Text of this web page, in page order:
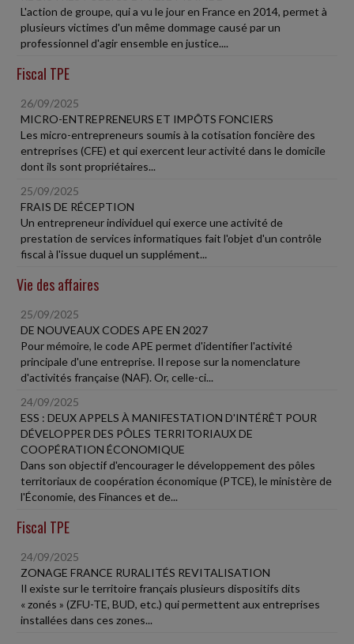
L'action de groupe, qui a vu le jour en France en 2014, permet à
plusieurs victimes d'un même dommage causé par un
professionnel d'agir ensemble en justice....
Fiscal TPE
26/09/2025
MICRO-ENTREPRENEURS ET IMPÔTS FONCIERS
Les micro-entrepreneurs soumis à la cotisation foncière des
entreprises (CFE) et qui exercent leur activité dans le domicile
dont ils sont propriétaires...
25/09/2025
FRAIS DE RÉCEPTION
Un entrepreneur individuel qui exerce une activité de
prestation de services informatiques fait l'objet d'un contrôle
fiscal à l'issue duquel un supplément...
Vie des affaires
25/09/2025
DE NOUVEAUX CODES APE EN 2027
Pour mémoire, le code APE permet d'identifier l'activité
principale d'une entreprise. Il repose sur la nomenclature
d'activités française (NAF). Or, celle-ci...
24/09/2025
ESS : DEUX APPELS À MANIFESTATION D'INTÉRÊT POUR
DÉVELOPPER DES PÔLES TERRITORIAUX DE
COOPÉRATION ÉCONOMIQUE
Dans son objectif d'encourager le développement des pôles
territoriaux de coopération économique (PTCE), le ministère de
l'Économie, des Finances et de...
Fiscal TPE
24/09/2025
ZONAGE FRANCE RURALITÉS REVITALISATION
Il existe sur le territoire français plusieurs dispositifs dits
« zonés » (ZFU-TE, BUD, etc.) qui permettent aux entreprises
installées dans ces zones...